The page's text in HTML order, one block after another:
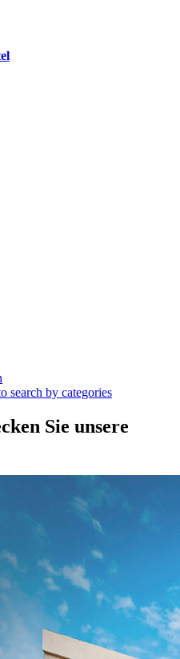
search by categories
Sie unsere